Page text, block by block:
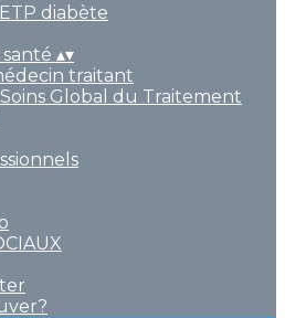
diabète
▴▾
traitant
Global du Traitement